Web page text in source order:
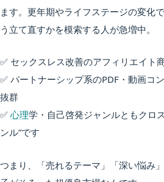
ます。更年期やライフステージの変化
う立て直すかを模索する人が急増中。
✅ セックスレス改善のアフィリエイト
✅ パートナーシップ系のPDF・動画コ
抜群
✅ 心理学・自己啓発ジャンルともクロ
ンル”です
つまり、「売れるテーマ」「深い悩み